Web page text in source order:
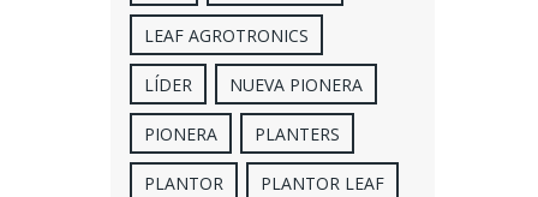
LEAF AGROTRONICS
LÍDER NUEVA PIONERA
PIONERA PLANTERS
PLANTOR PLANTOR LEAF